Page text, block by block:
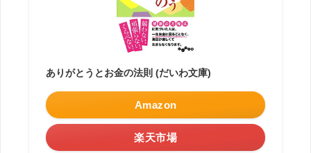
ありがとうとお金の法則 (だいわ文庫)
Amazon
楽天市場